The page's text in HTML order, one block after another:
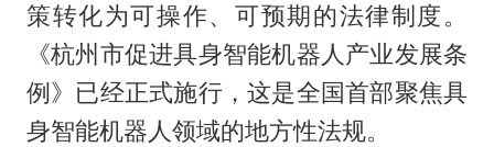
策转化为可操作、可预期的法律制度。
《杭州市促进具身智能机器人产业发展条
例》已经正式施行，这是全国首部聚焦具
身智能机器人领域的地方性法规。